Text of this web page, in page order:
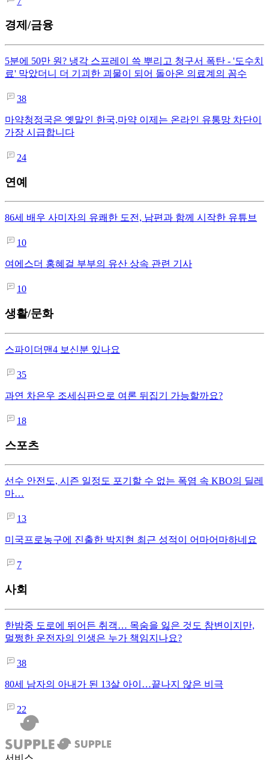
경제/금융
5분에 50만 원? 냉각 스프레이 쓱 뿌리고 청구서 폭탄 - '도수치
료' 막았더니 더 기괴한 괴물이 되어 돌아온 의료계의 꼼수
38
마약청정국은 옛말인 한국,마약 이제는 온라인 유통망 차단이
가장 시급합니다
24
연예
86세 배우 사미자의 유쾌한 도전, 남편과 함께 시작한 유튜브
10
여에스더 홍혜걸 부부의 유산 상속 관련 기사
10
생활/문화
스파이더맨4 보신분 있나요
35
과연 차은우 조세심판으로 여론 뒤집기 가능할까요?
18
스포츠
선수 안전도, 시즌 일정도 포기할 수 없는 폭염 속 KBO의 딜레
마…
13
미국프로농구에 진출한 박지현 최근 성적이 어마어마하네요
7
사회
한밤중 도로에 뛰어든 취객… 목숨을 잃은 것도 참변이지만,
멀쩡한 운전자의 인생은 누가 책임지나요?
38
80세 남자의 아내가 된 13살 아이…끝나지 않은 비극
22
서비스